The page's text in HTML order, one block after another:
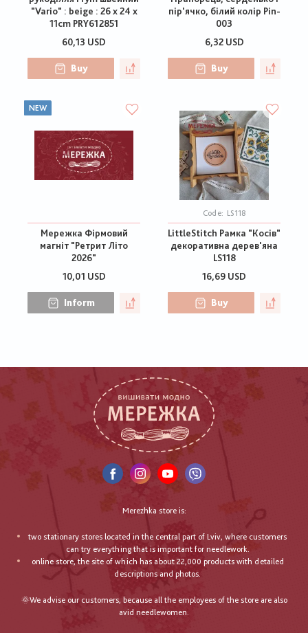
"Vario" : beige : 26 x 24 x
11cm PRY612851
60,13 USD
Buy
пір'ячко, білий колір Pin-
003
6,32 USD
Buy
NEW
Мережка Фірмовий
магніт "Ретрит Літо
2026"
10,01 USD
Inform
Code: LS118
LittleStitch Рамка "Косів"
декоративна дерев'яна
LS118
16,69 USD
Buy
Merezhka store is:
two stationary stores located in the central part of Lviv, where customers
can try everything that is important for needlework.
online store, the site of which has about 22,000 products with detailed
descriptions and photos.
🌞We advise our customers, because all the employees of the store are also
avid needlewomen.